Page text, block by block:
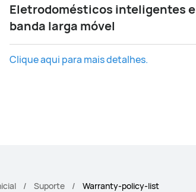
Eletrodomésticos inteligentes e
banda larga móvel
Clique aqui para mais detalhes.
Suporte Warranty-policy-list